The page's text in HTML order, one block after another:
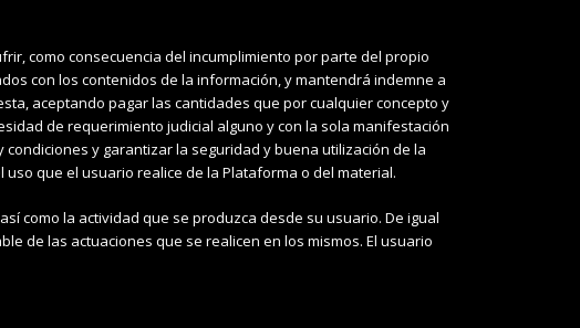
como consecuencia del incumplimiento por parte del propio
con los contenidos de la información, y mantendrá indemne a
aceptando pagar las cantidades que por cualquier concepto y
de requerimiento judicial alguno y con la sola manifestación
y garantizar la seguridad y buena utilización de la
que el usuario realice de la Plataforma o del material.
como la actividad que se produzca desde su usuario. De igual
de las actuaciones que se realicen en los mismos. El usuario